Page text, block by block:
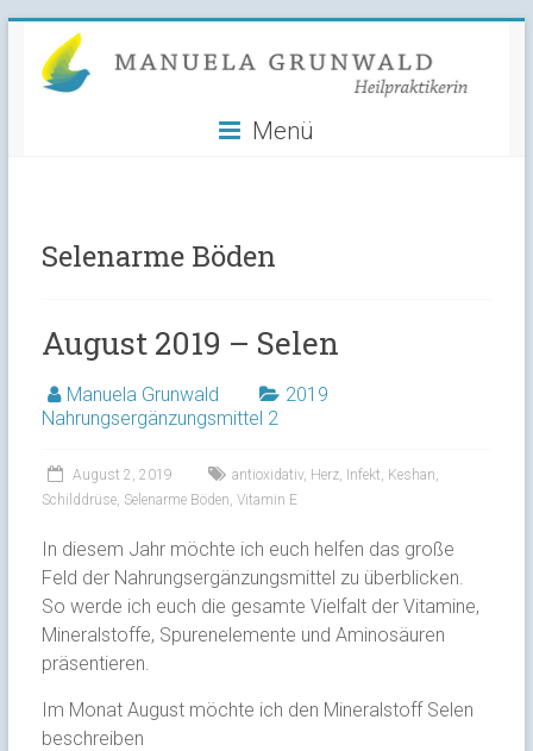
content
Manuela
Grunwald
Menü
Selenarme Böden
August 2019 – Selen
Manuela Grunwald
2019
Nahrungsergänzungsmittel 2
August 2, 2019 antioxidativ, Herz, Infekt Keshan
Schilddrüse, Selenarme Böden Vitamin E
In diesem Jahr möchte ich euch helfen das große
Feld der Nahrungsergänzungsmittel zu überblicken.
So werde ich euch die gesamte Vielfalt der Vitamine,
Mineralstoffe, Spurenelemente und Aminosäuren
präsentieren.
Im Monat August möchte ich den Mineralstoff Selen
beschreiben